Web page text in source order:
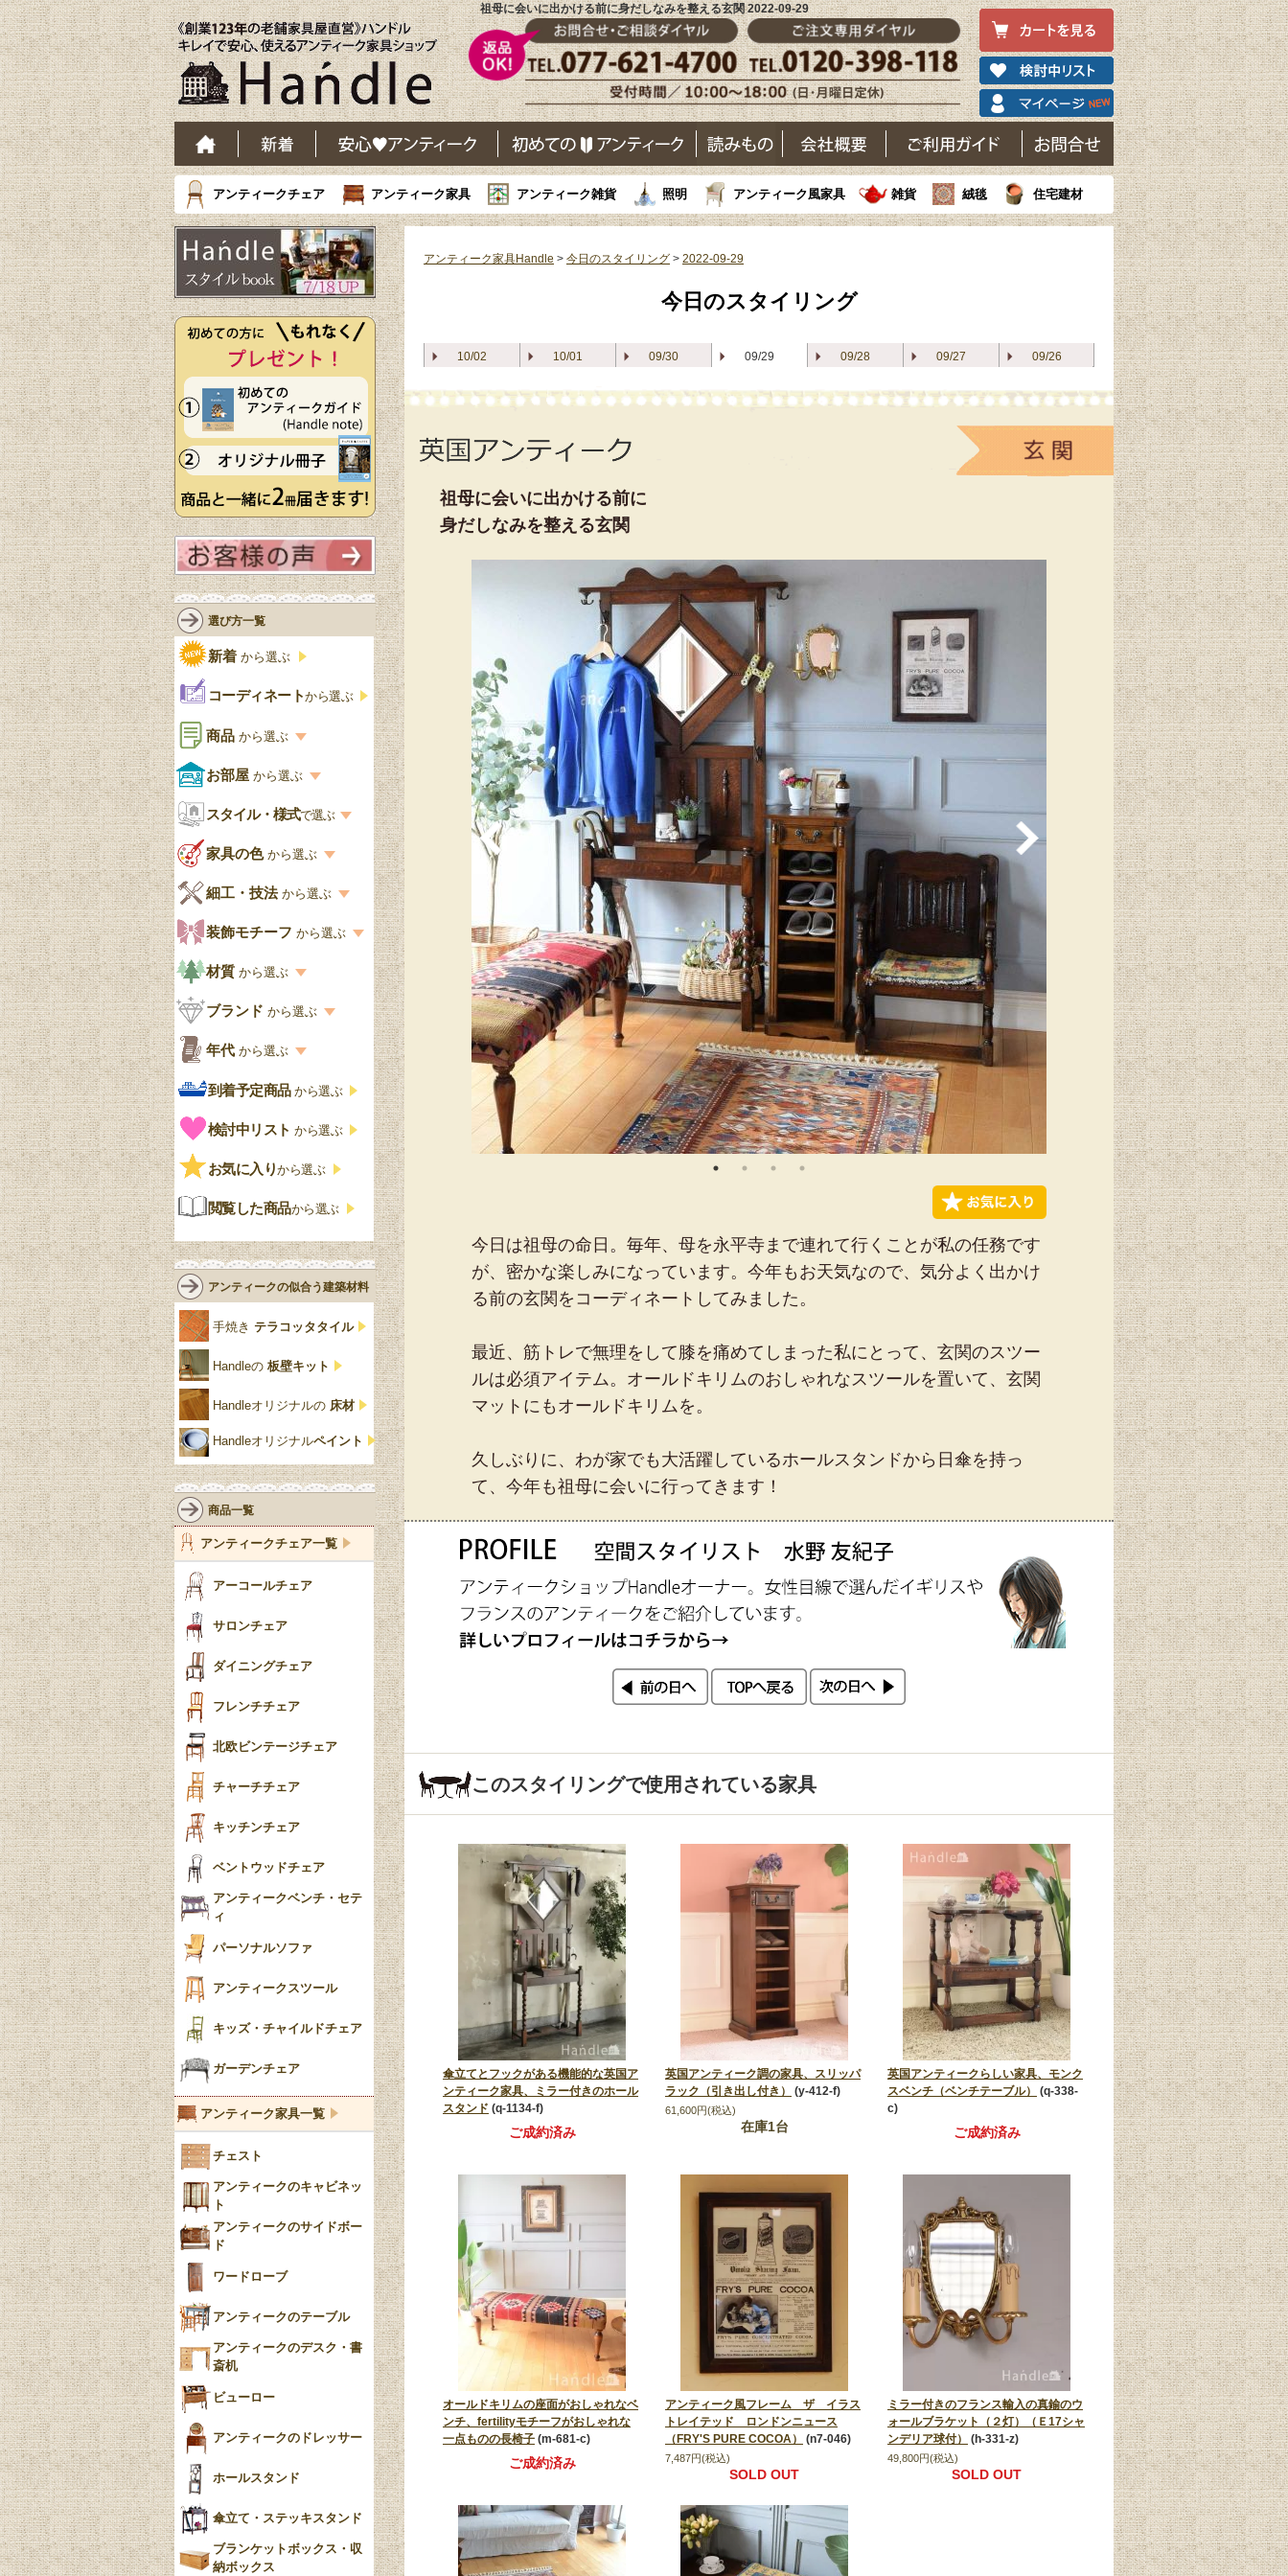
祖母に会いに出かける前に身だしなみを整える玄関 2022-09-29
アンティークチェア アンティーク家具 アンティーク雑貨 照明 アンティーク風家具 雑貨 絨毯 住宅建材
アンティーク家具Handle > 今日のスタイリング > 2022-09-29
今日のスタイリング
10/02 10/01 09/30 09/29 09/28 09/27 09/26
祖母に会いに出かける前に
身だしなみを整える玄関
今日は祖母の命日。毎年、母を永平寺まで連れて行くことが私の任務です
が、密かな楽しみになっています。今年もお天気なので、気分よく出かけ
る前の玄関をコーディネートしてみました。
最近、筋トレで無理をして膝を痛めてしまった私にとって、玄関のスツー
ルは必須アイテム。オールドキリムのおしゃれなスツールを置いて、玄関
マットにもオールドキリムを。
久しぶりに、わが家でも大活躍しているホールスタンドから日傘を持っ
て、今年も祖母に会いに行ってきます！
このスタイリングで使用されている家具
傘立てとフックがある機能的な英国ア
ンティーク家具、ミラー付きのホール
スタンド (q-1134-f)
ご成約済み
英国アンティーク調の家具、スリッパ
ラック（引き出し付き）
(y-412-f)
61,600円(税込)
在庫1台
英国アンティークらしい家具、モンク
スベンチ（ベンチテーブル）
(q-338-
c)
ご成約済み
オールドキリムの座面がおしゃれなベ
ンチ、fertilityモチーフがおしゃれな
一点ものの長椅子 (m-681-c)
ご成約済み
アンティーク風フレーム ザ イラス
トレイテッド ロンドンニュース
（FRY'S PURE COCOA）
(n7-046)
7,487円(税込)
SOLD OUT
ミラー付きのフランス輸入の真鍮のウ
ォールブラケット（２灯）（Ｅ17シャ
ンデリア球付）
(h-331-z)
49,800円(税込)
SOLD OUT
選び方一覧
新着 から選ぶ
コーディネートから選ぶ
商品 から選ぶ
商品一覧を見る
収納家具
書棚
デスクおしゃれ
食器棚おしゃれ
木製ワゴン
ェア
洋服タンス
チェストおしゃれ
クローゼット
鏡台
花台
仏壇おしゃれ
靴箱収納
スリッパ収納
壁掛け家具
パーテーション・間
仕切り
ガーデンファニチャ
ー
ミラー
花瓶おしゃれ
陶器の人形
キャンドルホルダー
お部屋 から選ぶ
お部屋から選ぶ一覧
リビング
キッチン・ダイニング
スタイル・様式で選ぶ
スタイル一覧
英国アンティーク
英国クラシック
式
エリザベス様式
ジャコビアン
ロココ様式
ミッドセンチュリー
アールデコ
家具の色から選ぶ
家具の色一覧
カスタード色
アップルパイ色
白・ホワイト
黒・ブラック
細工・技法 から選ぶ
細工・技法の一覧
象嵌・マーケットリー
寄木・パーケットリー
装飾モチーフ から選ぶ
模様の一覧
ペディメント
コーニス
グ
ストラップワーク
雷文
ビーディング
リネンフォールド
ルネット
アカンサス
パイクラスト
脚のモチーフ一覧
ターニングレッグ
バルボスレッグ
ボビンターニング
ツイスト
トライポッド
バラスター
陶磁器の模様一覧
イマリ（IMARI）
ブルー＆ホワイト
ブルーウィローパターン
Blue）
YUAN
チンツ
クリノリン
材質 から選ぶ
材質の一覧
オーク材
マホガニー
ローズウッド材
サテンウッド材
ブランド から選ぶ
ブランド一覧
Handleオリジナル
ウィリアムモリス
ロイドルーム
コントワールドファミー
ユ
ジェニファーテイラー
チェスターフィールド
リリパットレーン
アングルポイズ
ウォーカー＆ホール
年代 から選ぶ
年代別の一覧
アンティーク
ビンテージ
到着予定商品から選ぶ
検討中リスト から選ぶ
お気に入りから選ぶ
閲覧した商品から選ぶ
アンティークの似合う建築材料
手焼き テラコッタタイル
Handleの 板壁キット
Handleオリジナルの 床材
Handleオリジナルペイント
商品一覧
アンティークチェア一覧
アーコールチェア
サロンチェア
ダイニングチェア
フレンチチェア
北欧ビンテージチェア
チャーチチェア
キッチンチェア
ベントウッドチェア
アンティークベンチ・セテ
ィ
パーソナルソファ
アンティークスツール
キッズ・チャイルドチェア
ガーデンチェア
アンティーク家具一覧
チェスト
アンティークのキャビネッ
ト
アンティークのサイドボー
ド
ワードローブ
アンティークのテーブル
アンティークのデスク・書
斎机
ビューロー
アンティークのドレッサー
ホールスタンド
傘立て・ステッキスタンド
ブランケットボックス・収
納ボックス